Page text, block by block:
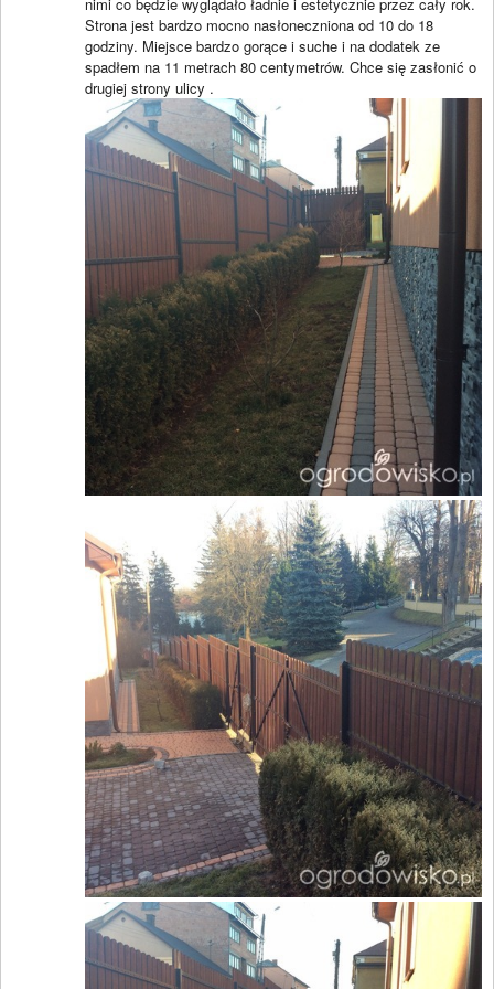
Strona jest bardzo mocno nasłoneczniona od 10 do 18
godziny. Miejsce bardzo gorące i suche i na dodatek ze
spadłem na 11 metrach 80 centymetrów. Chce się zasłonić o
drugiej strony ulicy .